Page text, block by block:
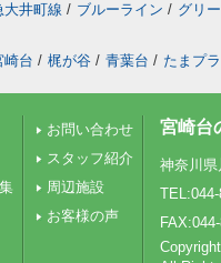
大井町線 / ブルーライン / グリ
崎台 / 梶が谷 / 青葉台 / たまプ
お問い合わせ
スタッフ紹介
周辺施設
お客様の声
宮崎台
神奈川